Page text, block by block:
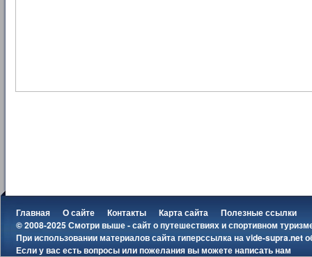
Главная О сайте Контакты Карта сайта
Полезные ссылки
© 2008-2025 Смотри выше - сайт о путешествиях и спортивном
При использовании материалов сайта гиперссылка наvide-supra.net
Если у вас есть вопросы или пожелания вы можетенаписать нам